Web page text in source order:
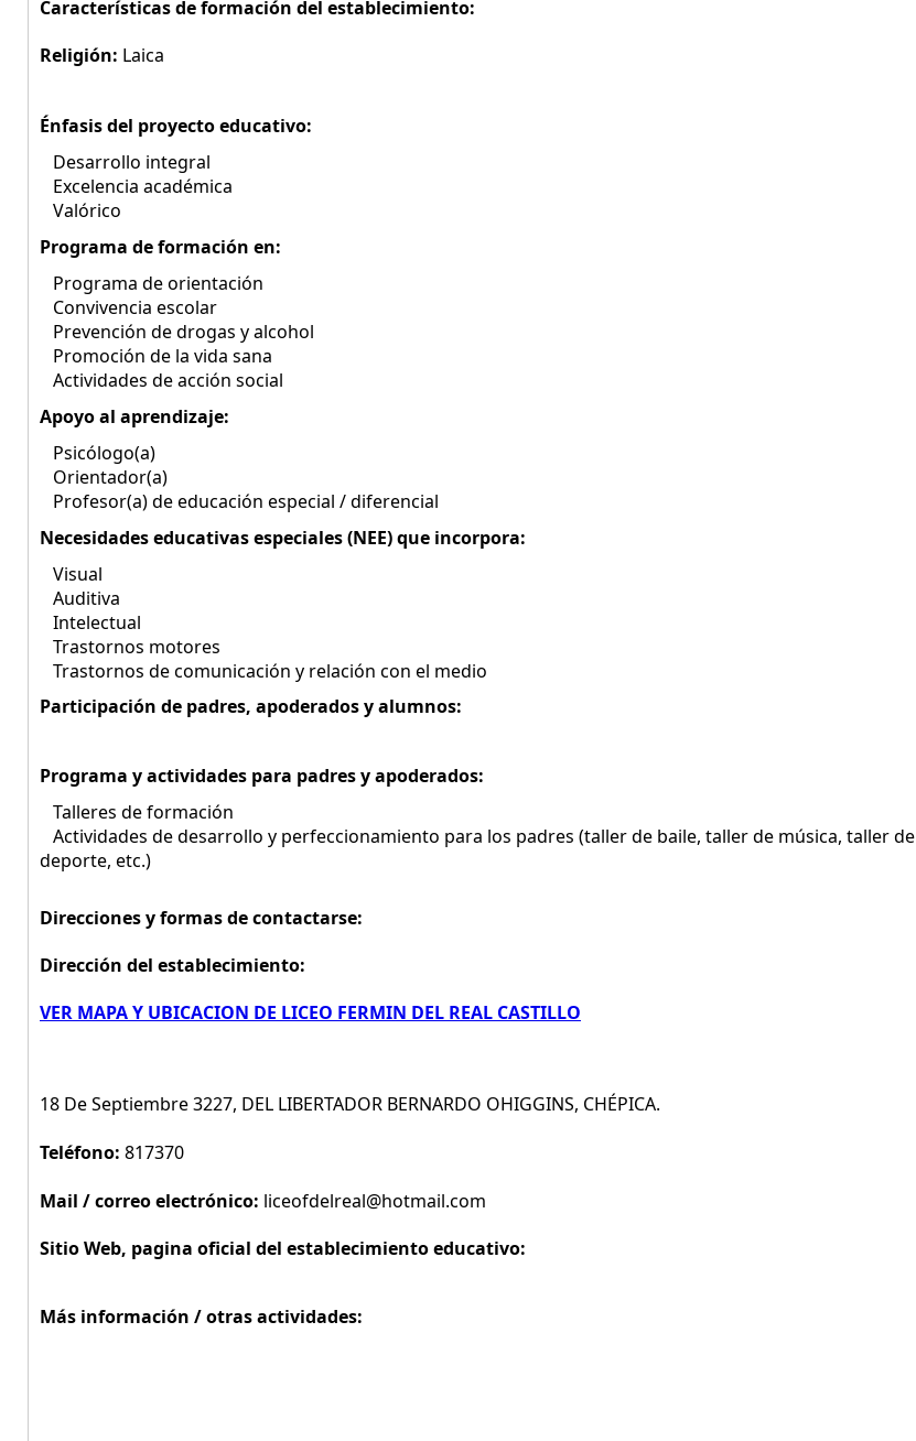
Características de formación del establecimiento:
Religión: Laica
Énfasis del proyecto educativo:
Desarrollo integral
Excelencia académica
Valórico
Programa de formación en:
Programa de orientación
Convivencia escolar
Prevención de drogas y alcohol
Promoción de la vida sana
Actividades de acción social
Apoyo al aprendizaje:
Psicólogo(a)
Orientador(a)
Profesor(a) de educación especial / diferencial
Necesidades educativas especiales (NEE) que incorpora:
Visual
Auditiva
Intelectual
Trastornos motores
Trastornos de comunicación y relación con el medio
Participación de padres, apoderados y alumnos:
Programa y actividades para padres y apoderados:
Talleres de formación
Actividades de desarrollo y perfeccionamiento para los padres (taller de baile, taller de música, taller de
deporte, etc.)
Direcciones y formas de contactarse:
Dirección del establecimiento:
VER MAPA Y UBICACION DE LICEO FERMIN DEL REAL CASTILLO
18 De Septiembre 3227, DEL LIBERTADOR BERNARDO OHIGGINS, CHÉPICA.
Teléfono: 817370
Mail / correo electrónico: liceofdelreal@hotmail.com
Sitio Web, pagina oficial del establecimiento educativo:
Más información / otras actividades: